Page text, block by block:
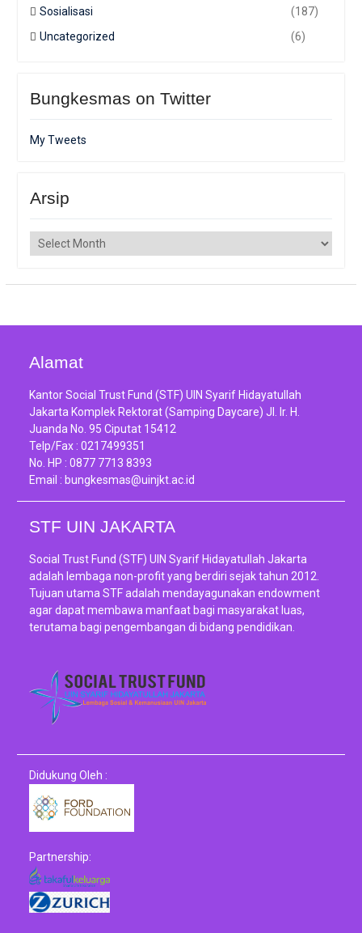
Sosialisasi
(187)
Uncategorized
(6)
Bungkesmas on Twitter
My Tweets
Arsip
Arsip
Alamat
Kantor Social Trust Fund (STF) UIN Syarif Hidayatullah
Jakarta Komplek Rektorat (Samping Daycare) Jl. Ir. H.
Juanda No. 95 Ciputat 15412
Telp/Fax :0217499351
No. HP :0877 7713 8393
Email : bungkesmas@uinjkt.ac.id
STF UIN JAKARTA
Social Trust Fund (STF) UIN Syarif Hidayatullah Jakarta
adalah lembaga non-profit yang berdiri sejak tahun 2012.
Tujuan utama STF adalah mendayagunakan endowment
agar dapat membawa manfaat bagi masyarakat luas,
terutama bagi pengembangan di bidang pendidikan.
Didukung Oleh :
Partnership: